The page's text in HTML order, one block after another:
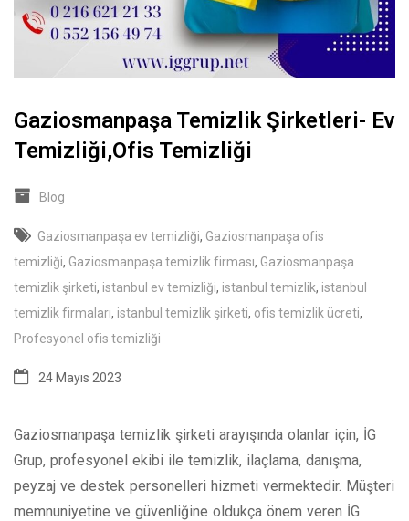
Gaziosmanpaşa Temizlik Şirketleri- Ev
Temizliği,Ofis Temizliği
Blog
Gaziosmanpaşa ev temizliği, Gaziosmanpaşa ofis
temizliği, Gaziosmanpaşa temizlik firması, Gaziosmanpaşa
temizlik şirketi, istanbul ev temizliği, istanbul temizlik, istanbul
temizlik firmaları, istanbul temizlik şirketi, ofis temizlik ücreti,
Profesyonel ofis temizliği
24 Mayıs 2023
Gaziosmanpaşa temizlik şirketi arayışında olanlar için, İG
Grup, profesyonel ekibi ile temizlik, ilaçlama, danışma,
peyzaj ve destek personelleri hizmeti vermektedir. Müşteri
memnuniyetine ve güvenliğine oldukça önem veren İG